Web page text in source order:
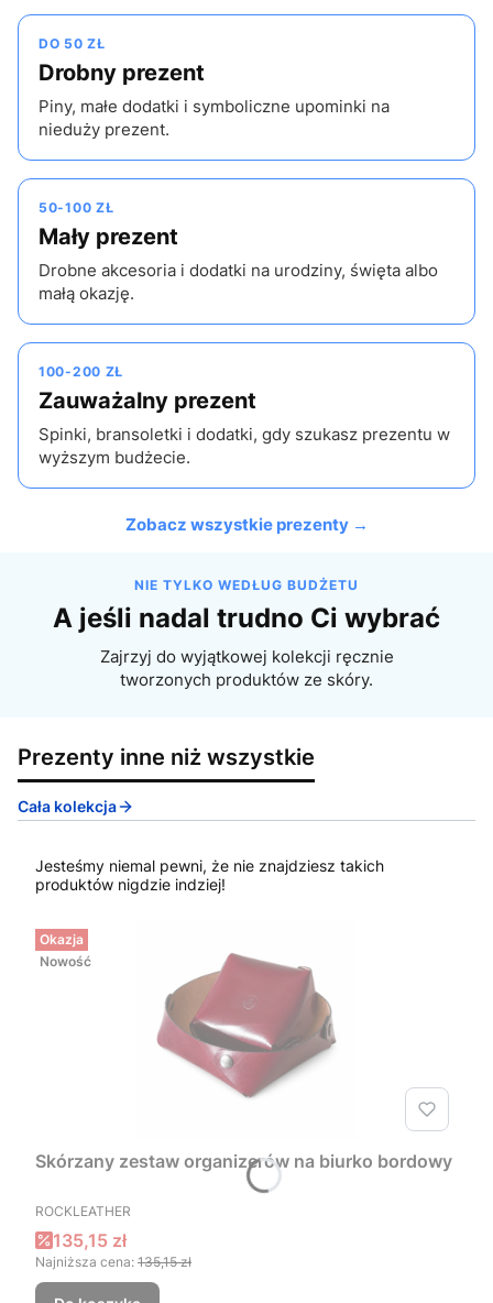
DO 50 ZŁ
Drobny prezent
Piny, małe dodatki i symboliczne upominki na
nieduży prezent.
50-100 ZŁ
Mały prezent
Drobne akcesoria i dodatki na urodziny, święta albo
małą okazję.
100-200 ZŁ
Zauważalny prezent
Spinki, bransoletki i dodatki, gdy szukasz prezentu w
wyższym budżecie.
Zobacz wszystkie prezenty →
NIE TYLKO WEDŁUG BUDŻETU
A jeśli nadal trudno Ci wybrać
Zajrzyj do wyjątkowej kolekcji ręcznie
tworzonych produktów ze skóry.
Prezenty inne niż wszystkie
Cała kolekcja
Jesteśmy niemal pewni, że nie znajdziesz takich
produktów nigdzie indziej!
Okazja
Nowość
Skórzany zestaw organizerów na biurko bordowy
PRODUCENT
ROCKLEATHER
Cena promocyjna
135,15 zł
Najniższa cena: 135,15 zł